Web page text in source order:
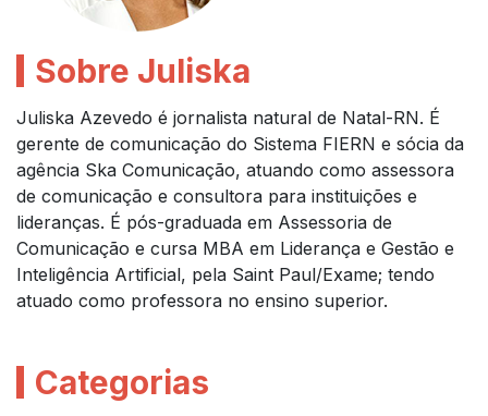
Sobre Juliska
Juliska Azevedo é jornalista natural de Natal-RN. É
gerente de comunicação do Sistema FIERN e sócia da
agência Ska Comunicação, atuando como assessora
de comunicação e consultora para instituições e
lideranças. É pós-graduada em Assessoria de
Comunicação e cursa MBA em Liderança e Gestão e
Inteligência Artificial, pela Saint Paul/Exame; tendo
atuado como professora no ensino superior.
Categorias